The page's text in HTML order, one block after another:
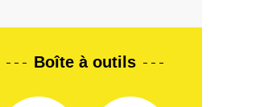
Boîte à outils